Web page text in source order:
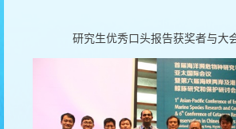
研究生优秀口头报告获奖者与大